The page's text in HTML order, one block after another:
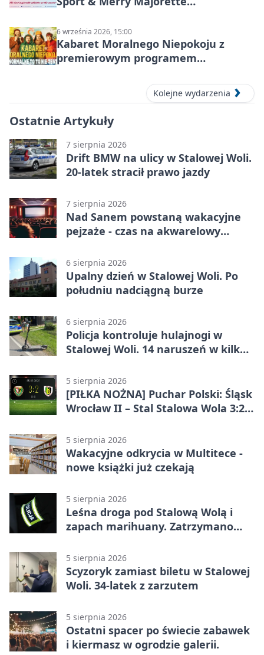
Woli
6 września 2026, 15:00
Kabaret Moralnego Niepokoju z
premierowym programem
Kolejne wydarzenia
Ostatnie Artykuły
7 sierpnia 2026
Drift BMW na ulicy w Stalowej Woli.
20-latek stracił prawo jazdy
7 sierpnia 2026
Nad Sanem powstaną wakacyjne
pejzaże - czas na akwarelowy
6 sierpnia 2026
Upalny dzień w Stalowej Woli. Po
południu nadciągną burze
6 sierpnia 2026
Policja kontroluje hulajnogi w
Stalowej Woli. 14 naruszeń w kilka
5 sierpnia 2026
[PIŁKA NOŻNA] Puchar Polski: Śląsk
Wrocław II – Stal Stalowa Wola 3:2
5 sierpnia 2026
Wakacyjne odkrycia w Multitece -
nowe książki już czekają
5 sierpnia 2026
Leśna droga pod Stalową Wolą i
zapach marihuany. Zatrzymano
5 sierpnia 2026
Scyzoryk zamiast biletu w Stalowej
Woli. 34-latek z zarzutem
5 sierpnia 2026
Ostatni spacer po świecie zabawek
i kiermasz w ogrodzie galerii.